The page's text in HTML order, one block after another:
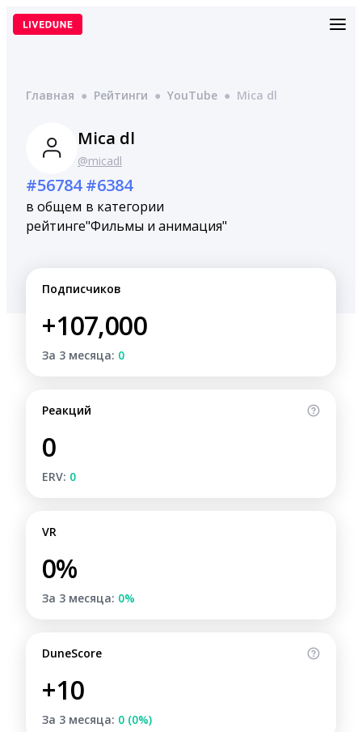
Перейти
Главная ● Рейтинги ● YouTube ● Mica dl
Mica dl
@micadl
#56784
в общем
рейтинге
#6384
в категории
"Фильмы и анимация"
Подписчиков
+107,000
За 3 месяца: 0
Реакций
0
ERV: 0
VR
0%
За 3 месяца: 0%
DuneScore
+10
За 3 месяца: 0 (0%)